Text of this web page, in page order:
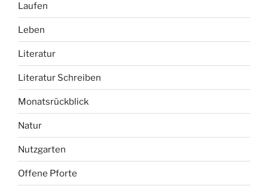
Literatur
Literatur Schreiben
Monatsrückblick
Natur
Nutzgarten
Offene Pforte
Pflege/Leben im Alter
Politik